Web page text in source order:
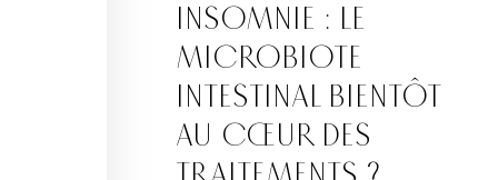
INSOMNIE : LE
MICROBIOTE
INTESTINAL BIENTÔT
AU CŒUR DES